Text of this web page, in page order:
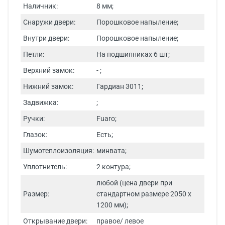
Наличник:
8 мм;
Снаружи двери:
Порошковое напыление;
Внутри двери:
Порошковое напыление;
Петли:
На подшипниках 6 шт;
Верхний замок:
- ;
Нижний замок:
Гардиан 3011;
Задвижка:
;
Ручки:
Fuaro;
Глазок:
Есть;
Шумотеплоизоляция: минвата;
Уплотнитель:
2 контура;
Размер:
любой (цена двери при
стандартном размере 2050 х
1200 мм);
Открывание двери:
правое/ левое